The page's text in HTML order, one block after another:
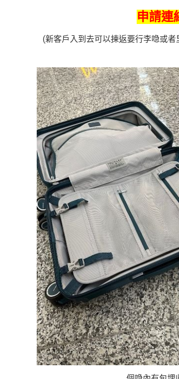
申請連
(新客戶入到去可以揀返要行李喼或者